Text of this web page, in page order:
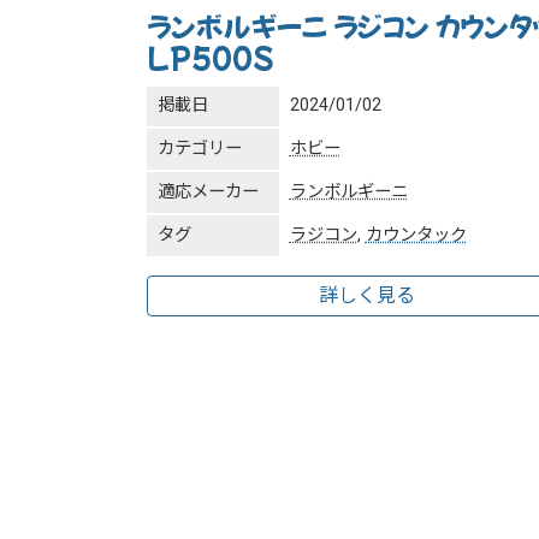
ランボルギーニ ラジコン カウンタ
LP500S
掲載日 2024/01/02
カテゴリー ホビー
適応メーカー ランボルギーニ
タグ ラジコン, カウンタック
詳しく見る